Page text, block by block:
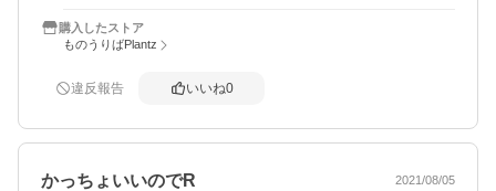
購入したストア
ものうりばPlantz
違反報告 いいね0
かっちょいいのでR 2021/08/05